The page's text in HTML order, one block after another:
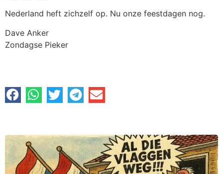
Nederland heft zichzelf op. Nu onze feestdagen nog.
Dave Anker
Zondagse Pieker